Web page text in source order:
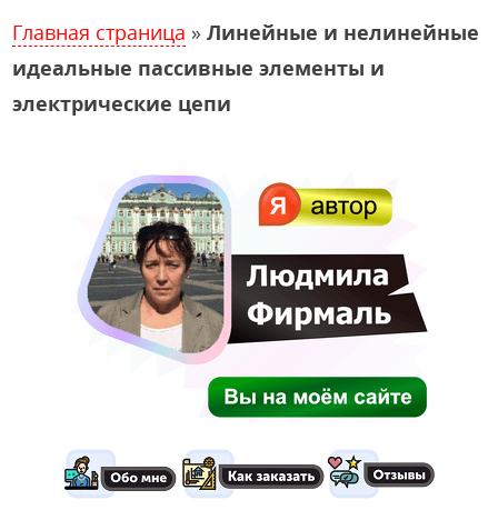
Главная страница »Линейные и нелинейные
идеальные пассивные элементы и
электрические цепи